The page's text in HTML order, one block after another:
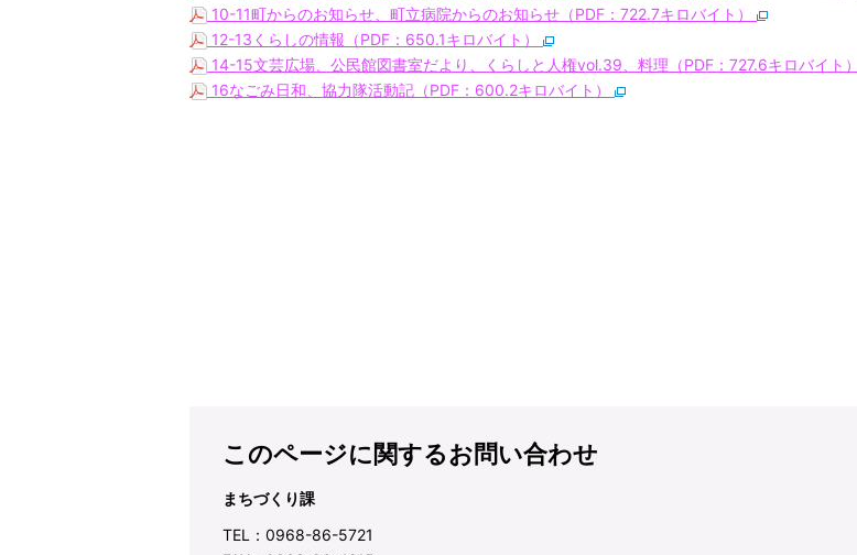
10-11町からのお知らせ、町立病院からのお知らせ（PDF：722.7キロバイト）
12-13くらしの情報（PDF：650.1キロバイト）
14-15文芸広場、公民館図書室だより、くらしと人権vol.39、料理（PDF：727.6キロバイト）
16なごみ日和、協力隊活動記（PDF：600.2キロバイト）
このページに関するお問い合わせ
まちづくり課
TEL：0968-86-5721